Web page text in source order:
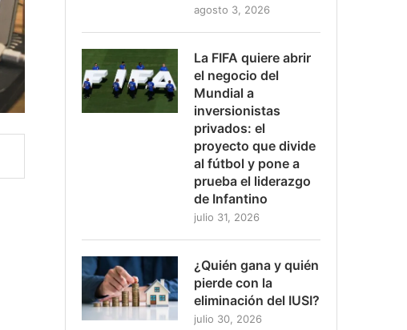
agosto 3, 2026
La FIFA quiere abrir
el negocio del
Mundial a
inversionistas
privados: el
proyecto que divide
al fútbol y pone a
prueba el liderazgo
de Infantino
julio 31, 2026
¿Quién gana y quién
pierde con la
eliminación del IUSI?
julio 30, 2026